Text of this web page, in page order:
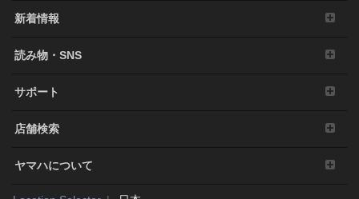
新着情報
読み物・SNS
サポート
店舗検索
ヤマハについて